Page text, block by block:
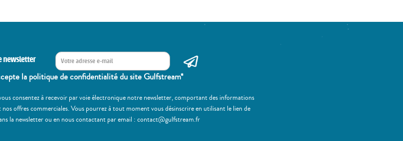
newsletter
la politique de confidentialité du site Gulfstream*
consentez à recevoir par voie électronique notre newsletter, comportant des informations
offres commerciales. Vous pourrez à tout moment vous désinscrire en utilisant le lien de
la newsletter ou en nous contactant par email : contact@gulfstream.fr